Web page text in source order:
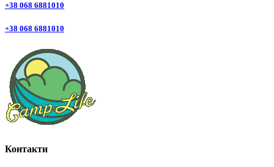
+38 068 6881010
+38 068 6881010
Контакти